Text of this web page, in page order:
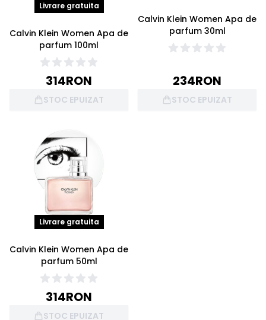
Livrare gratuita
Calvin Klein Women Apa de
parfum 100ml
314RON
STOC EPUIZAT
Calvin Klein Women Apa de
parfum 30ml
234RON
STOC EPUIZAT
Livrare gratuita
Calvin Klein Women Apa de
parfum 50ml
314RON
STOC EPUIZAT